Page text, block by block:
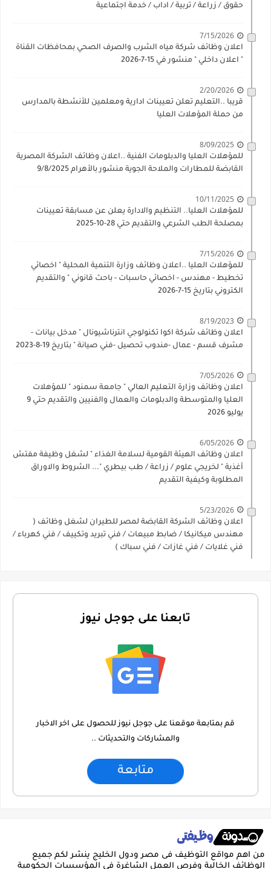
حقوق / زراعة / تربية / اداب / خدمة اجتماعية
7/15/2026
اعلان وظائف شركة مياه الشرب والصرف الصحي بمحافظات القناة
" اعلان داخلي " منشور في 15-7-2026
2/20/2026
قريبا ..التعليم تعلن تعيينات ادارية ومعلمين للأنشطة بالمدارس
من حملة المؤهلات العليا
8/09/2025
للمؤهلات العليا والدبلومات الفنية ..اعلان وظائف الشركة المصرية
القابضة للمطارات والملاحة الجوية منشور بالأهرام 9/8/2025
10/11/2025
للمؤهلات العليا.. التنظيم والادارة يعلن عن مسابقة تعيينات
بمصلحة الطب الشرعي والتقديم حتي 28-10-2025
7/15/2026
للمؤهلات العليا ..اعلان وظائف وزارة التنمية المحلية " اخصائي
تخطيط - مهندس - اخصائي حاسبات - باحث قانوني " والتقديم
الكتروني بتاريخ 15-7-2026
8/19/2023
اعلان وظائف شركة اكوا تكنولوجي انترناشيونال " مدخل بيانات -
مشرف قسم - عمال -مندوب تحصيل -فني صيانة " بتاريخ 19-8-2023
7/05/2026
اعلان وظائف وزارة التعليم العالي " جامعة سمنود " للمؤهلات
العليا والمتوسطة والدبلومات والعمال والفنيين والتقديم حتي 9
يوليو 2026
6/05/2026
اعلان وظائف الهيئة القومية لسلامة الغذاء " لشغل وظيفة مفتش
أغذية " لخريجي علوم / زراعة / طب بيطري "... الشروط والاوراق
المطلوبة وكيفية التقديم
5/23/2026
اعلان وظائف الشركة القابضة لمصر للطيران لشغل وظائف (
مهندس ميكانيكا / ضابط مبيعات / فني تبريد وتكييف / فني كهرباء /
فني غلايات / فني غازات / فني سباك )
تابعنا على جوجل نيوز
قم بمتابعة موقعنا على جوجل نيوز للحصول على اخر الاخبار
والمشاركات والتحديثات ..
متابعة
من اهم مواقع التوظيف فى مصر ودول الخليج ينشر لكم جميع
الوظائف الخالية وفرص العمل الشاغرة فى المؤسسات الحكومية